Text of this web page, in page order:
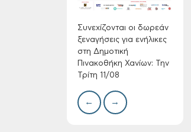
Επαναλειτουργία
του συστήματος
SeaTrac στην
Συνεχίζονται οι δωρεάν
ξεναγήσεις για ενήλικες
στη Δημοτική
Πινακοθήκη Χανίων: Την
Τρίτη 11/08
← →